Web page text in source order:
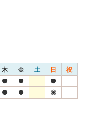
木 金 土 日 祝